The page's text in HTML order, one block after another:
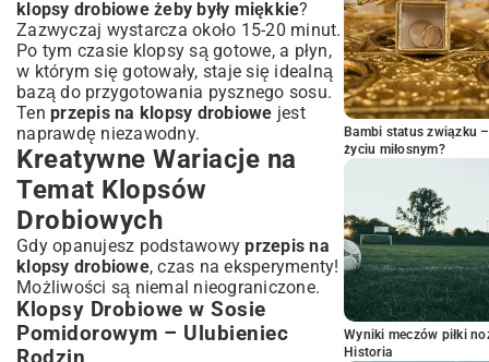
klopsy drobiowe żeby były miękkie?
Zazwyczaj wystarcza około 15-20 minut.
Po tym czasie klopsy są gotowe, a płyn,
w którym się gotowały, staje się idealną
bazą do przygotowania pysznego sosu.
Ten przepis na klopsy drobiowe jest
naprawdę niezawodny.
Kreatywne Wariacje na
Temat Klopsów
Drobiowych
Gdy opanujesz podstawowyprzepis na
klopsy drobiowe, czas na eksperymenty!
Możliwości są niemal nieograniczone.
Klopsy Drobiowe w Sosie
Pomidorowym – Ulubieniec
Bambi status związku
życiu miłosnym?
Wyniki meczów piłki
Historia